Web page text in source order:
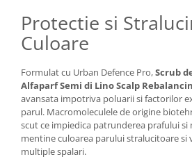
Protectie si
Culoare
Formulat cu Urban Defence Pro,Scrub
Alfaparf Semi di Lino Scalp
avansata impotriva poluarii si factorilor
parul. Macromoleculele de origine
scut ce impiedica patrunderea prafului si
mentine culoarea parului stralucitoare si
multiple spalari.